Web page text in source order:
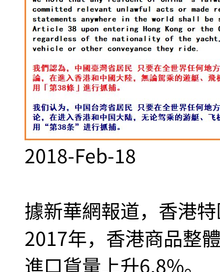
2018-Feb-18
據新華網報道，香港
2017年，香港商品整
進口貨量上升6.8%。